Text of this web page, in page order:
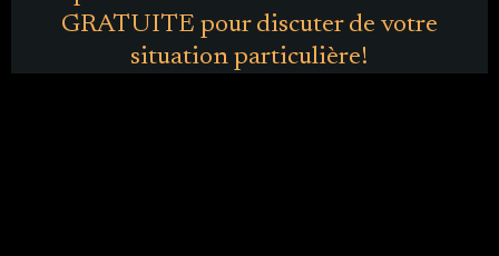
GRATUITE pour discuter de votre
situation particulière!